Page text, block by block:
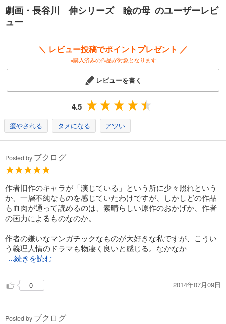
劇画・長谷川 伸シリーズ 瞼の母 のユーザーレビ
ュー
＼ レビュー投稿でポイントプレゼント ／
※購入済みの作品が対象となります
レビューを書く
4.5
癒やされる タメになる アツい
Posted by ブクログ
作者旧作のキャラが「演じている」という所に少々照れという
か、一層不純なものを感じていたわけですが、しかしどの作品
も血肉が通って読めるのは、素晴らしい原作のおかげか、作者
の画力によるものなのか。
作者の嫌いなマンガチックなものが大好きな私ですが、こうい
う義理人情のドラマも物凄く良いと感じる。なかなか
...続きを読む
0 2014年07月09日
Posted by ブクログ